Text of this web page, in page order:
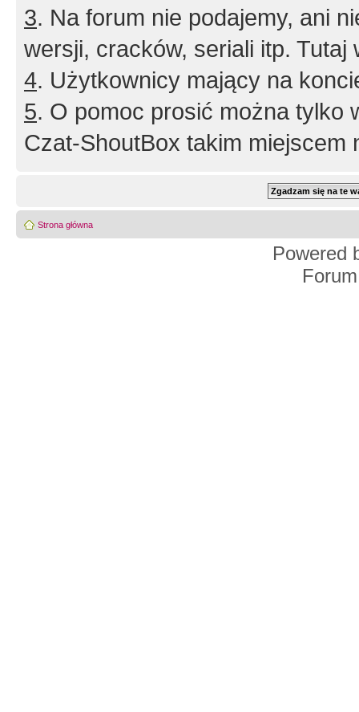
3. Na forum nie podajemy, ani
wersji, cracków, seriali itp. Tutaj
4. Użytkownicy mający na
5. O pomoc prosić można tylko
Czat-ShoutBox takim miejscem
Strona główna
Powered